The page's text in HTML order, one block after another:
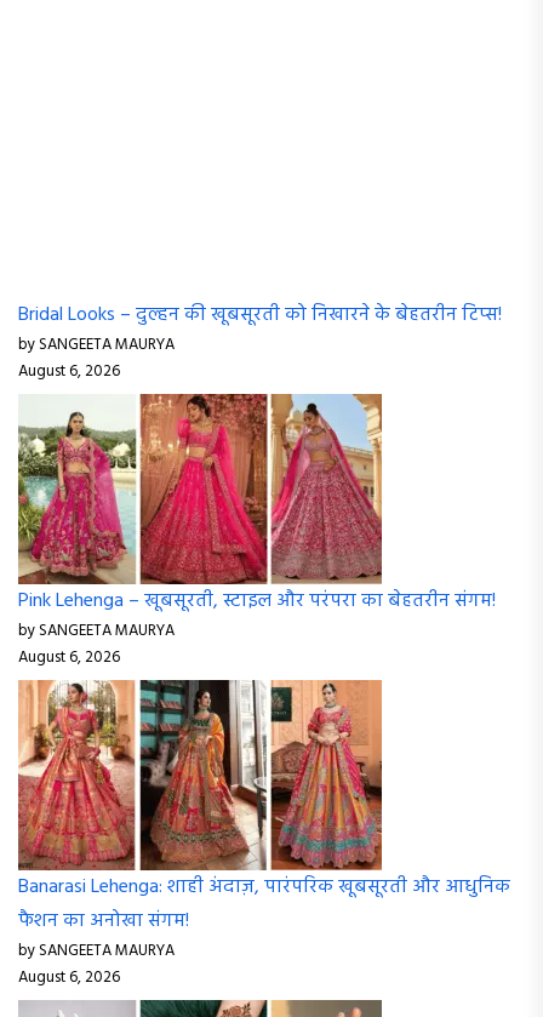
Pink Lehenga – खूबसूरती, स्टाइल और परंपरा का बेहतरीन संगम!
by SANGEETA MAURYA
August 6, 2026
Banarasi Lehenga: शाही अंदाज़, पारंपरिक खूबसूरती और आधुनिक
फैशन का अनोखा संगम!
by SANGEETA MAURYA
August 6, 2026